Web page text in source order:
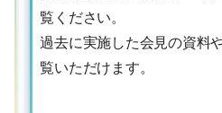
覧ください。
過去に実施した会見の資料
覧いただけます。